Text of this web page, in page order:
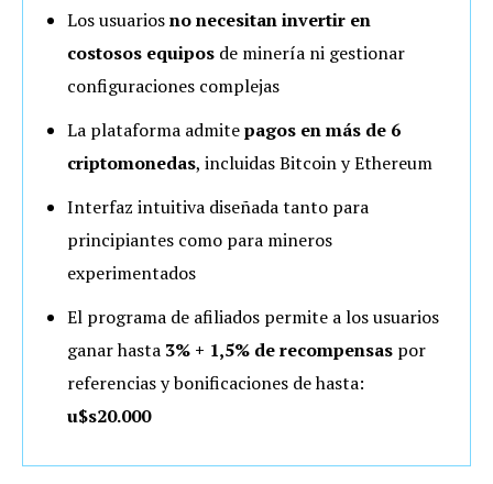
Los usuariosno necesitan invertir en
costosos equipos de minería ni gestionar
configuraciones complejas
La plataforma admitepagos en más de 6
criptomonedas, incluidas Bitcoin y Ethereum
Interfaz intuitiva diseñada tanto para
principiantes como para mineros
experimentados
El programa de afiliados permite a los usuarios
ganar hasta 3% + 1,5% de recompensas por
referencias y bonificaciones de hasta:
u$s20.000